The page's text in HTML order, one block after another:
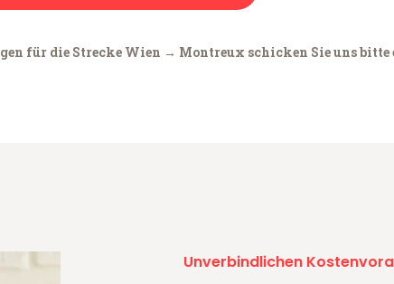
für die Strecke Wien → Montreux schicken Sie uns bitte
Unverbindlichen